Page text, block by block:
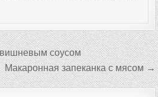
соусом
Макаронная запеканка с мясом →